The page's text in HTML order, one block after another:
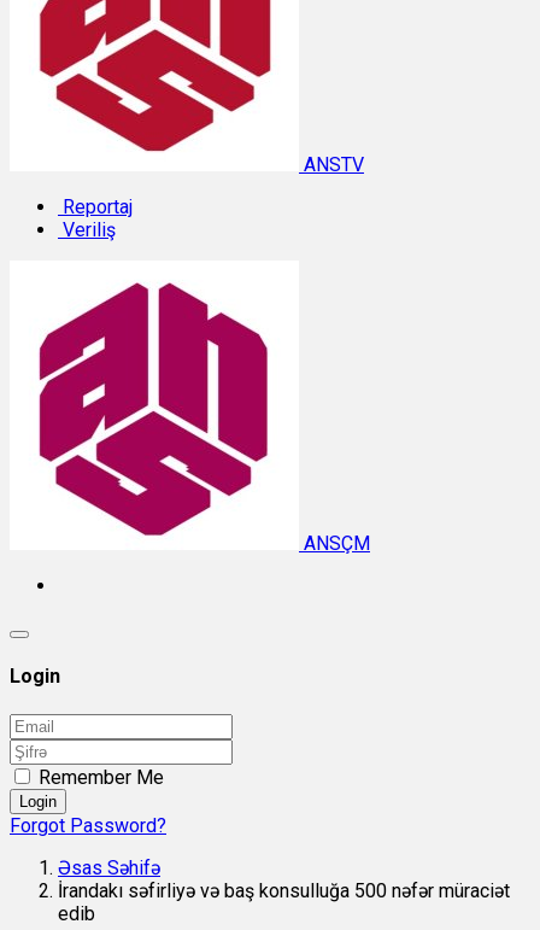
ANSTV
Reportaj
Veriliş
ANSÇM
Login
Remember Me
Login
Forgot Password?
Əsas Səhifə
İrandakı səfirliyə və baş konsulluğa 500 nəfər müraciət
edib